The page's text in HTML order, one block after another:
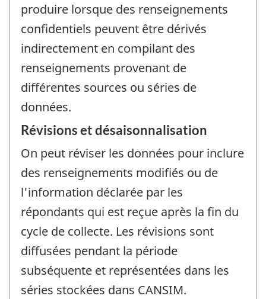
produire lorsque des renseignements
confidentiels peuvent être dérivés
indirectement en compilant des
renseignements provenant de
différentes sources ou séries de
données.
Révisions et désaisonnalisation
On peut réviser les données pour inclure
des renseignements modifiés ou de
l'information déclarée par les
répondants qui est reçue après la fin du
cycle de collecte. Les révisions sont
diffusées pendant la période
subséquente et représentées dans les
séries stockées dans CANSIM.